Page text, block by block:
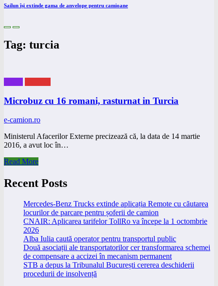
Sailun își extinde gama de anvelope pentru camioane
Tag: turcia
Microbuz cu 16 romani, rasturnat in Turcia
e-camion.ro
Ministerul Afacerilor Externe precizează că, la data de 14 martie
2016, a avut loc în…
Read More
Recent Posts
Mercedes-Benz Trucks extinde aplicația Remote cu căutarea
locurilor de parcare pentru șoferii de camion
CNAIR: Aplicarea tarifelor TollRo va începe la 1 octombrie
2026
Alba Iulia caută operator pentru transportul public
Două asociații ale transportatorilor cer transformarea schemei
de compensare a accizei în mecanism permanent
STB a depus la Tribunalul București cererea deschiderii
procedurii de insolvență